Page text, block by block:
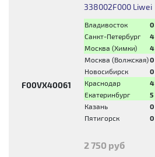
F00VX40061
338002F000 Liwei
Владивосток
0
Санкт-Петербург
4
Москва (Химки)
4
Москва (Волжская)0
Новосибирск
0
Краснодар
4
Екатеринбург
5
Казань
0
Пятигорск
0
2 750 руб